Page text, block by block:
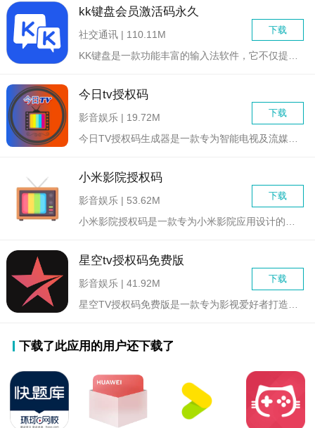
kk键盘会员激活码永久
下载
社交通讯 | 110.11M
今日tv授权码
下载
影音娱乐 | 19.72M
小米影院授权码
下载
影音娱乐 | 53.62M
星空tv授权码免费版
下载
影音娱乐 | 41.92M
下载了此应用的用户还下载了